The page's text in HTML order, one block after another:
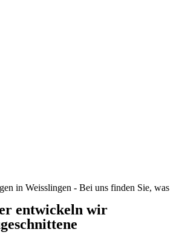
in Weisslingen - Bei uns finden Sie, was
entwickeln wir